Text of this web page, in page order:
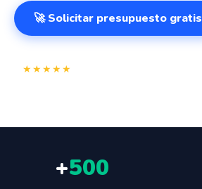
🚀 Solicitar presupuesto gratis
★★★★★
+500